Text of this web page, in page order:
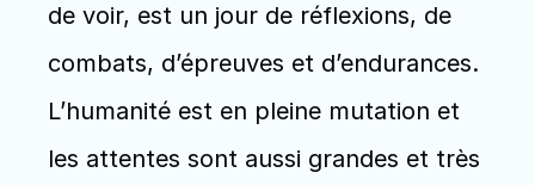
de voir, est un jour de réflexions, de
combats, d’épreuves et d’endurances.
L’humanité est en pleine mutation et
les attentes sont aussi grandes et très